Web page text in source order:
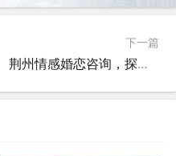
下一篇
荆州情感婚恋咨询，探索爱情与婚姻的深层意义